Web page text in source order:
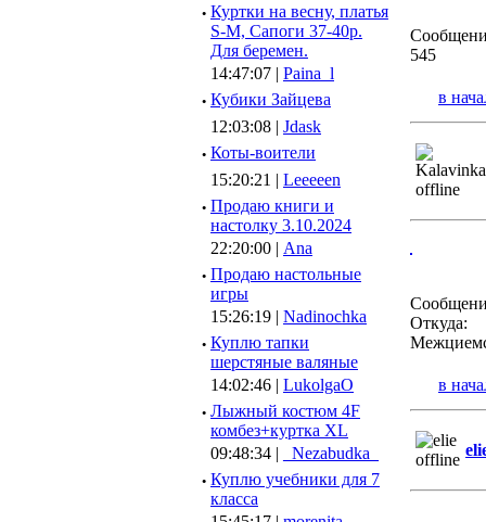
· Куртки на весну, платья
S-M, Сапоги 37-40р.
Для беремен.
14:47:07 | Paina_l
· Кубики Зайцева
12:03:08 | Jdask
· Коты-воители
15:20:21 | Leeeeen
· Продаю книги и
настолку 3.10.2024
22:20:00 | Ana
· Продаю настольные
игры
15:26:19 | Nadinochka
· Куплю тапки
шерстяные валяные
14:02:46 | LukolgaO
· Лыжный костюм 4F
комбез+куртка XL
09:48:34 |
_Nezabudka_
· Куплю учебники для 7
класса
545
в
Откуда:
в